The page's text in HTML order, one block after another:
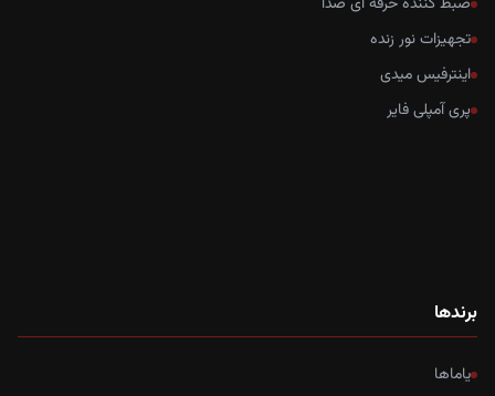
تجهیزات نور زنده
اینترفیس میدی
پری آمپلی فایر
برندها
یاماها